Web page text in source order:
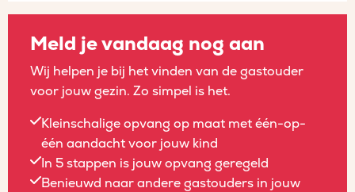
Meld je vandaag nog aan
Wij helpen je bij het vinden van de gastouder
voor jouw gezin. Zo simpel is het.
Kleinschalige opvang op maat met één-op-
één aandacht voor jouw kind
In 5 stappen is jouw opvang geregeld
Benieuwd naar andere gastouders in jouw